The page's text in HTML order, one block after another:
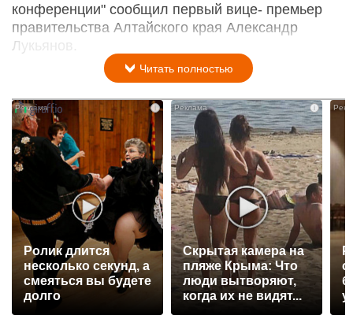
конференции" сообщил первый вице- премьер
правительства Алтайского края Александр
Лукьянов.
Читать полностью
Ролик длится
несколько секунд, а
смеяться вы будете
долго
i
Скрытая камера на
пляже Крыма: Что
люди вытворяют,
когда их не видят...